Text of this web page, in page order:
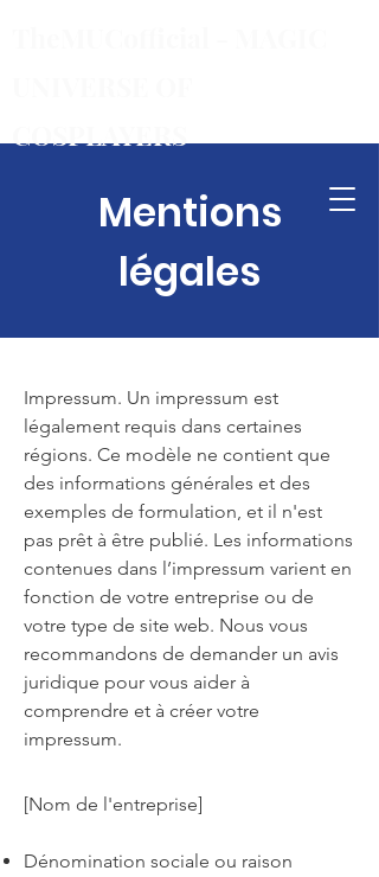
COSPLAYERS
Mentions
légales
Impressum. Un impressum est
légalement requis dans certaines
régions. Ce modèle ne contient que
des informations générales et des
exemples de formulation, et il n'est
pas prêt à être publié. Les informations
contenues dans l’impressum varient en
fonction de votre entreprise ou de
votre type de site web. Nous vous
recommandons de demander un avis
juridique pour vous aider à
comprendre et à créer votre
impressum.
[Nom de l'entreprise]
Dénomination sociale ou raison